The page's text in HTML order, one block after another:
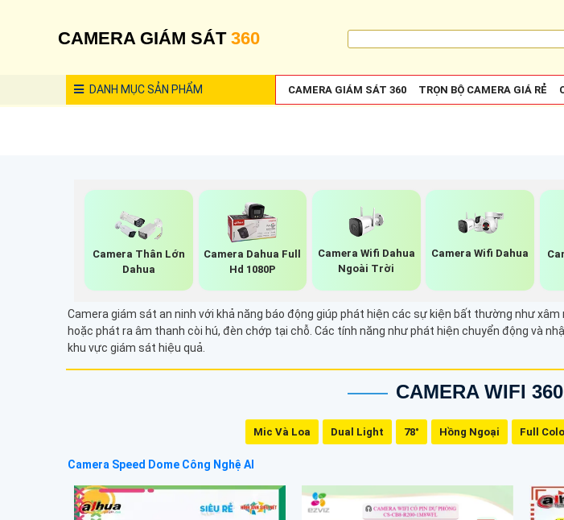
CAMERA GIÁM SÁT 360
DANH MỤCSẢN PHẨM CAMERA GIÁM SÁT 360 TRỌN BỘ CAMERA GIÁ RẺ
Camera Thân Lớn
Dahua
Camera Dahua Full
Hd 1080P
Camera Wifi Dahua
Ngoài Trời
Camera Wifi Dahua
Camera giám sát an ninh với khả năng báo động giúp phát hiện các sự kiện bất thường như
hoặc phát ra âm thanh còi hú, đèn chớp tại chỗ. Các tính năng như phát hiện chuyển động và
khu vực giám sát hiệu quả.
CAMERA WIFI
Mic Và Loa Dual Light 78° Hồng Ngoại Full
Camera Speed Dome Công Nghệ AI